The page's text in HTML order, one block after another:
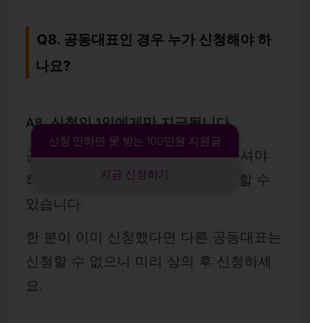
신청 안하면 못 받는 100만원 지원금
지금 신청하기
Q8. 공동대표인 경우 누가 신청해야 하
나요?
A8. 신청인 1인에게만 지급됩니다.
공동대표 중 한 분이 대표로 신청하셔야
하며, 다른 대표자의 동의서가 필요할 수
있습니다.
한 분이 이미 신청했다면 다른 공동대표는
신청할 수 없으니 미리 상의 후 신청하세
요.